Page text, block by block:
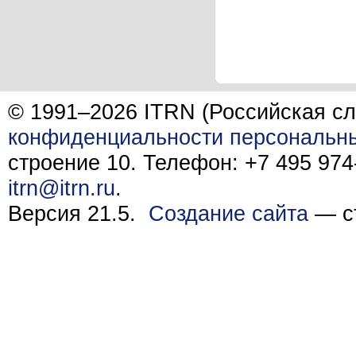
© 1991–2026 ITRN (Российская
конфиденциальности
строение 10. Телефон: +7 495
itrn@itrn.ru.
Версия 21.5. Создание сайта —